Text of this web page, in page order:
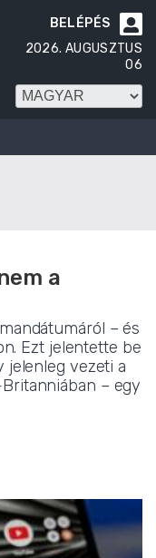

BELÉPÉS
2026. AUGUSZTUS
06
a
– és
Ezt jelentette be
jelenleg vezeti a
– egy